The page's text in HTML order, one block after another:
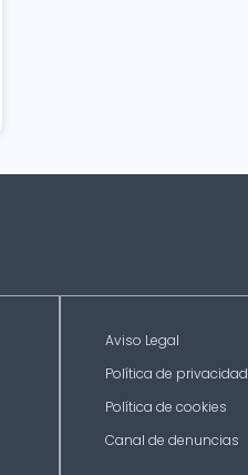
Aviso Legal
Política de privacidad
Política de cookies
Canal de denuncias